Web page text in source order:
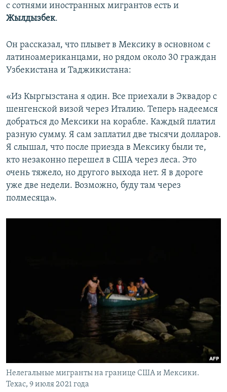
с сотнями иностранных мигрантов есть и
Жылдызбек.
Он рассказал, что плывет в Мексику в основном с
латиноамериканцами, но рядом около 30 граждан
Узбекистана и Таджикистана:
«Из Кыргызстана я один. Все приехали в Эквадор с
шенгенской визой через Италию. Теперь надеемся
добраться до Мексики на корабле. Каждый платил
разную сумму. Я сам заплатил две тысячи долларов.
Я слышал, что после приезда в Мексику были те,
кто незаконно перешел в США через леса. Это
очень тяжело, но другого выхода нет. Я в дороге
уже две недели. Возможно, буду там через
полмесяца».
Нелегальные мигранты на границе США и Мексики.
Техас, 9 июля 2021 года